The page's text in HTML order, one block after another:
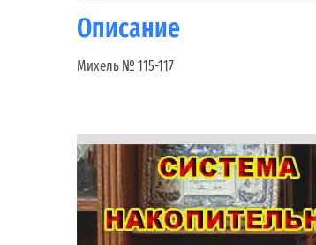
Описание
Михель № 115-117